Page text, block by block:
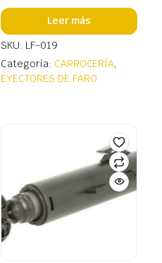
Leer más
SKU: LF-019
Categoría: CARROCERÍA,
EYECTORES DE FARO